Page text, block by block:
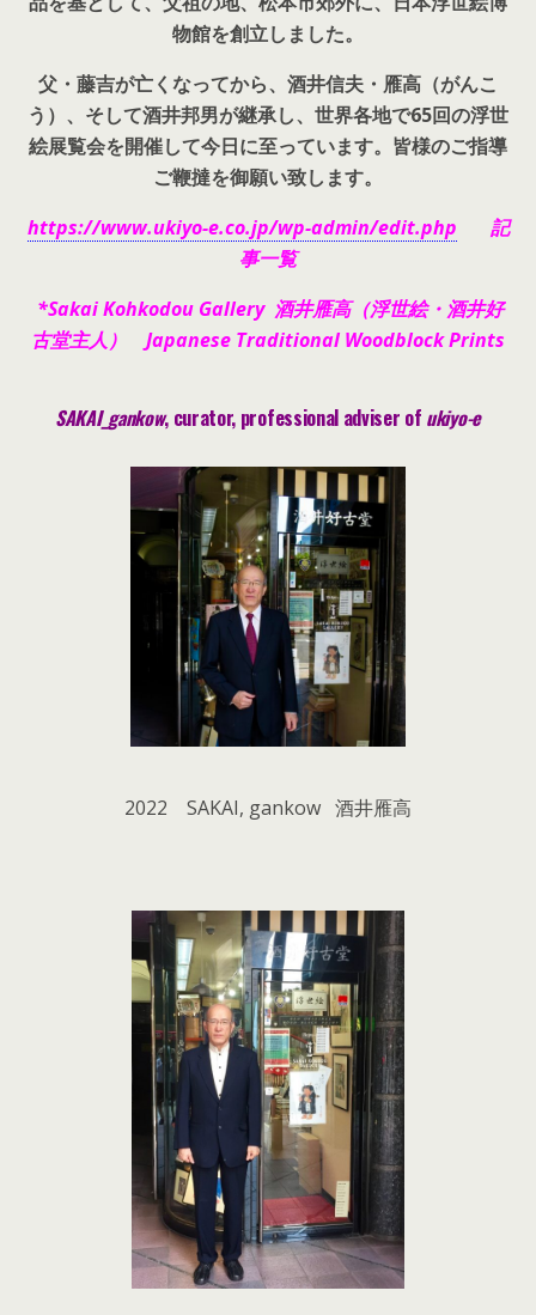
物館を創立しました。
父・藤吉が亡くなってから、酒井信夫・雁高（がんこ
う）、そして酒井邦男が継承し、世界各地で65回の浮世
絵展覧会を開催して今日に至っています。皆様のご指導
ご鞭撻を御願い致します。
https://www.ukiyo-e.co.jp/wp-admin/edit.php 記
事一覧
*Sakai Kohkodou Gallery 酒井雁高（浮世絵・酒井好
古堂主人） Japanese Traditional Woodblock Prints
SAKAI_gankow, curator, professional adviser of ukiyo-e
2022 SAKAI, gankow 酒井雁高